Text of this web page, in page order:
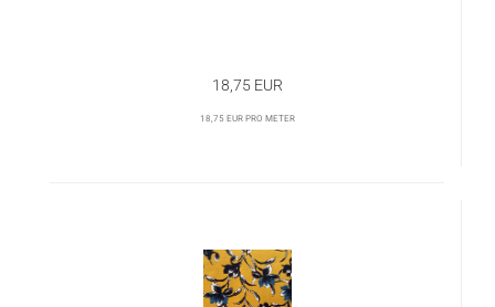
18,75 EUR
18,75 EUR pro Meter